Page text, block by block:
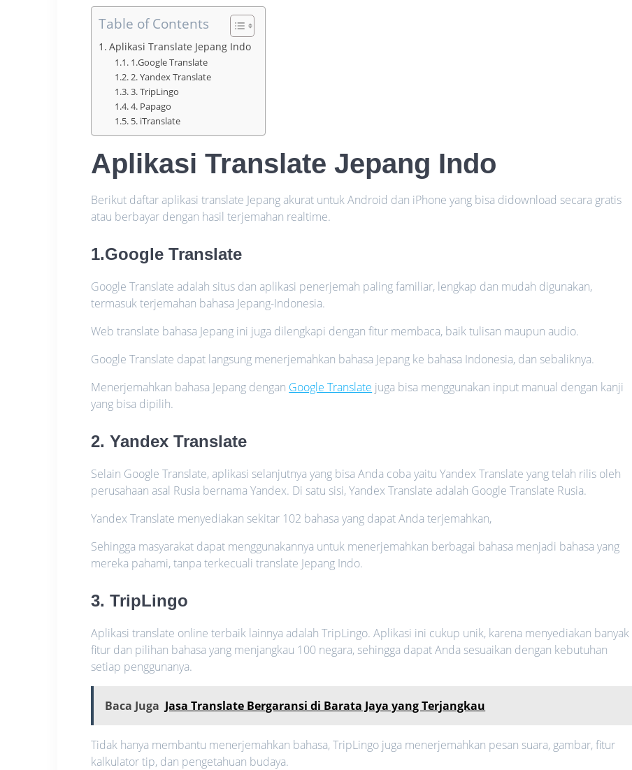
Table of Contents
Aplikasi Translate Jepang Indo
1.Google Translate
2. Yandex Translate
3. TripLingo
4. Papago
5. iTranslate
Aplikasi Translate Jepang Indo
Berikut daftar aplikasi translate Jepang akurat untuk Android dan iPhone yang bisa didownload secara gratis
atau berbayar dengan hasil terjemahan realtime.
1.Google Translate
Google Translate adalah situs dan aplikasi penerjemah paling familiar, lengkap dan mudah digunakan,
termasuk terjemahan bahasa Jepang-Indonesia.
Web translate bahasa Jepang ini juga dilengkapi dengan fitur membaca, baik tulisan maupun audio.
Google Translate dapat langsung menerjemahkan bahasa Jepang ke bahasa Indonesia, dan sebaliknya.
Menerjemahkan bahasa Jepang dengan Google Translate juga bisa menggunakan input manual dengan kanji
yang bisa dipilih.
2. Yandex Translate
Selain Google Translate, aplikasi selanjutnya yang bisa Anda coba yaitu Yandex Translate yang telah rilis oleh
perusahaan asal Rusia bernama Yandex. Di satu sisi, Yandex Translate adalah Google Translate Rusia.
Yandex Translate menyediakan sekitar 102 bahasa yang dapat Anda terjemahkan,
Sehingga masyarakat dapat menggunakannya untuk menerjemahkan berbagai bahasa menjadi bahasa yang
mereka pahami, tanpa terkecuali translate Jepang Indo.
3. TripLingo
Aplikasi translate online terbaik lainnya adalah TripLingo. Aplikasi ini cukup unik, karena menyediakan banyak
fitur dan pilihan bahasa yang menjangkau 100 negara, sehingga dapat Anda sesuaikan dengan kebutuhan
setiap penggunanya.
Baca Juga Jasa Translate Bergaransi di Barata Jaya yang Terjangkau
Tidak hanya membantu menerjemahkan bahasa, TripLingo juga menerjemahkan pesan suara, gambar, fitur
kalkulator tip, dan pengetahuan budaya.